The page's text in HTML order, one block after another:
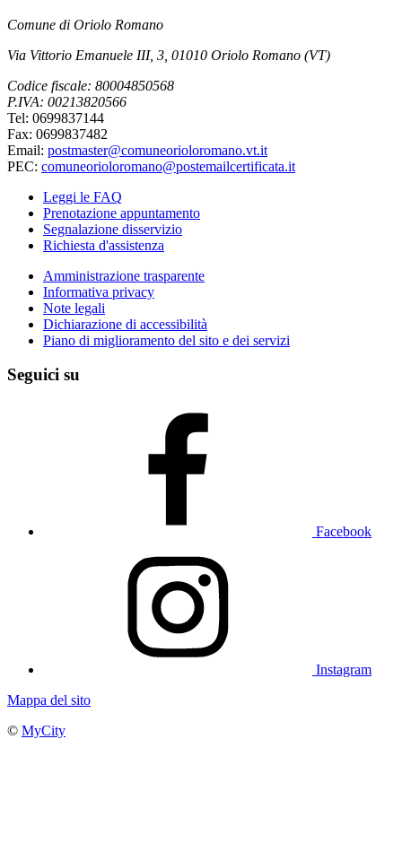
Comune di Oriolo Romano
Via Vittorio Emanuele III, 3, 01010 Oriolo Romano (VT)
Codice fiscale: 80004850568
P.IVA: 00213820566
Tel: 0699837144
Fax: 0699837482
Email: postmaster@comuneorioloromano.vt.it
PEC: comuneorioloromano@postemailcertificata.it
Leggi le FAQ
Prenotazione appuntamento
Segnalazione disservizio
Richiesta d'assistenza
Amministrazione trasparente
Informativa privacy
Note legali
Dichiarazione di accessibilità
Piano di miglioramento del sito e dei servizi
Seguici su
Facebook
Instagram
Mappa del sito
© MyCity